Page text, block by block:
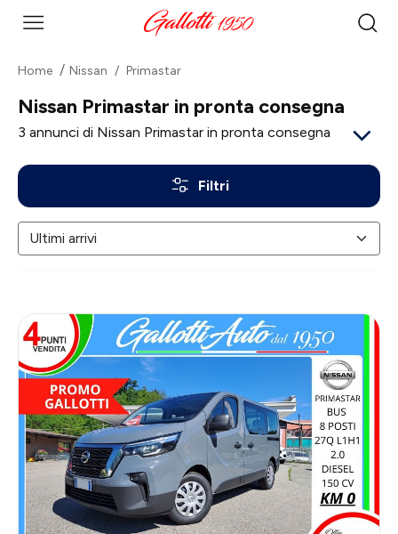
Home Nissan Primastar
Nissan Primastar in pronta consegna
3 annunci di Nissan Primastar in pronta consegna
Filtri